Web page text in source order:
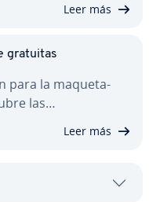
Leer más
gratuitas
para la ma­que­ta­
las…
Leer más